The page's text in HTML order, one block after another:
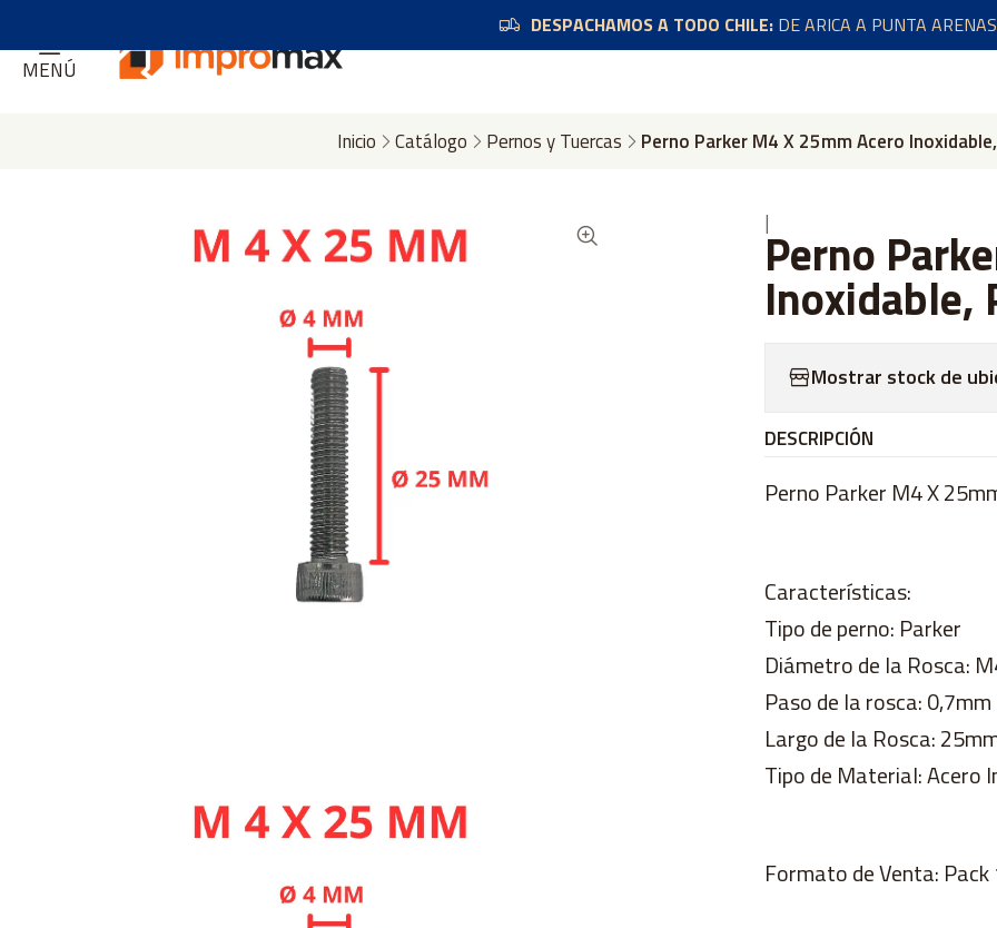
MENÚ
DESPACHAMOS A TODO CHILE:DE ARICA A PUNTA ARENAS
Inicio Catálogo Pernos y Tuercas Perno Parker M4 X 25mm Acero
|Perno
Inoxidable,
Mostrar stock de
DESCRIPCIÓN
Perno Parker M4 X
Características:
Tipo de perno: Parker
Diámetro de la Rosca:
Paso de la rosca: 0,7mm
Largo de la Rosca:
Tipo de Material: Acero
Formato de Venta: Pack